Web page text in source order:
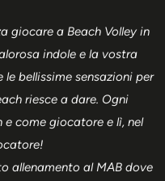
giocare a Beach Volley in
indole e la vostra
bellissime sensazioni per
riesce a dare. Ogni
come giocatore e lì, nel
allenamento al MAB dove